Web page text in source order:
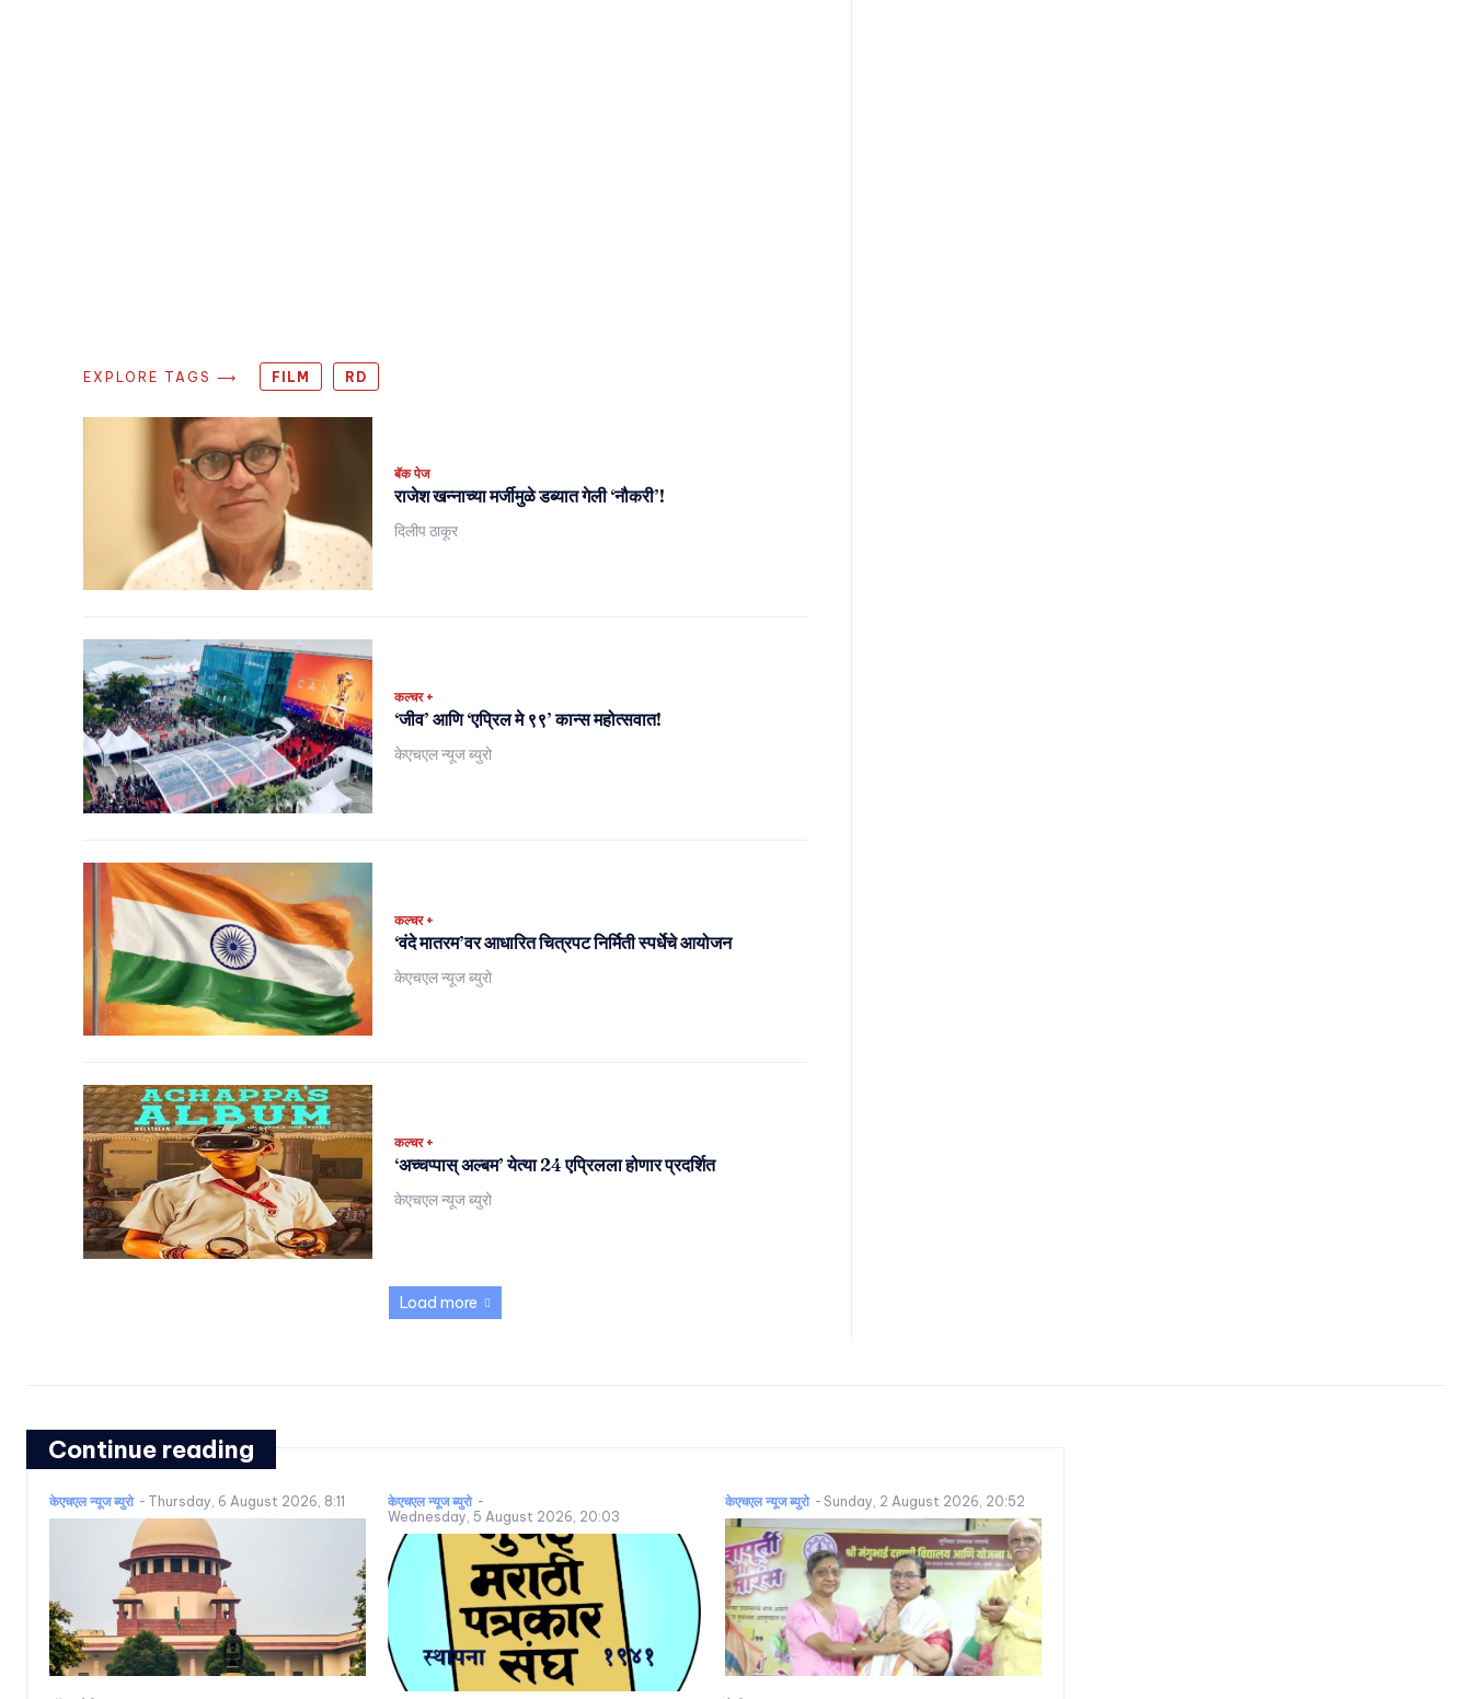
EXPLORE TAGS ⟶ FILM RD
बॅक पेज
राजेश खन्नाच्या मर्जीमुळे डब्यात गेली ‘नौकरी’!
दिलीप ठाकूर
कल्चर +
‘जीव’ आणि ‘एप्रिल मे ९९’ कान्स महोत्सवात!
केएचएल न्यूज ब्युरो
कल्चर +
‘वंदे मातरम’वर आधारित चित्रपट निर्मिती स्पर्धेचे आयोजन
केएचएल न्यूज ब्युरो
कल्चर +
‘अच्चप्पास् अल्बम’ येत्या 24 एप्रिलला होणार प्रदर्शित
केएचएल न्यूज ब्युरो
Load more
Continue reading
केएचएल न्यूज ब्युरो - Thursday, 6 August 2026, 8:11 केएचएल न्यूज ब्युरो -
Wednesday, 5 August 2026, 20:03
केएचएल न्यूज ब्युरो - Sunday, 2 August 2026, 20:52